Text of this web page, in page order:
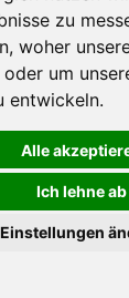
zu
woher
um
entwickeln.
Alle
Ich lehne ab
Einstellungen
Вы могли
сможете узнать
Продолжая